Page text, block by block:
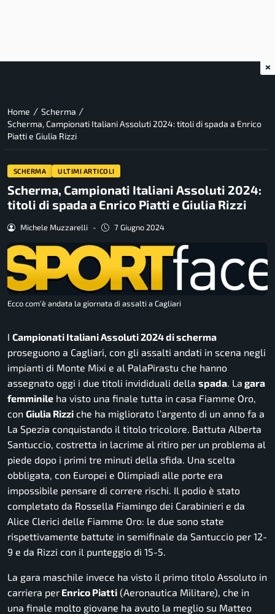
Home / Scherma /
Scherma, Campionati Italiani Assoluti 2024: titoli di spada a Enrico
Piatti e Giulia Rizzi
SCHERMA ULTIMI ARTICOLI
Scherma, Campionati Italiani Assoluti 2024:
titoli di spada a Enrico Piatti e Giulia Rizzi
Michele Muzzarelli - 7 Giugno 2024
Ecco com'è andata la giornata di assalti a Cagliari
I Campionati Italiani Assoluti 2024 di scherma
proseguono a Cagliari, con gli assalti andati in scena negli
impianti di Monte Mixi e al PalaPirastu che hanno
assegnato oggi i due titoli invididuali della spada . La gara
femminile ha visto una finale tutta in casa Fiamme Oro,
con Giulia Rizzi che ha migliorato l’argento di un anno fa a
La Spezia conquistando il titolo tricolore. Battuta Alberta
Santuccio, costretta in lacrime al ritiro per un problema al
piede dopo i primi tre minuti della sfida. Una scelta
obbligata, con Europei e Olimpiadi alle porte era
impossibile pensare di correre rischi. Il podio è stato
completato da Rossella Fiamingo dei Carabinieri e da
Alice Clerici delle Fiamme Oro: le due sono state
rispettivamente battute in semifinale da Santuccio per 12-
9 e da Rizzi con il punteggio di 15-5.
La gara maschile invece ha visto il primo titolo Assoluto in
carriera per Enrico Piatti (Aeronautica Militare), che in
una finale molto giovane ha avuto la meglio su Matteo
×